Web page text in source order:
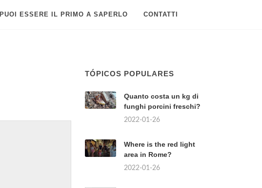
PUOI ESSERE IL PRIMO A SAPERLO CONTATTI
TÓPICOS POPULARES
Quanto costa un kg di
funghi porcini freschi?
2022-01-26
Where is the red light
area in Rome?
2022-01-26